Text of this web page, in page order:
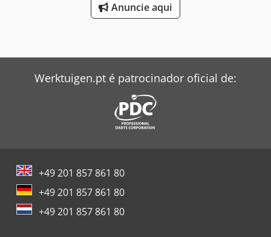
Anuncie aqui
Werktuigen.pt é patrocinador oficial de:
+49 201 857 861 80
+49 201 857 861 80
+49 201 857 861 80